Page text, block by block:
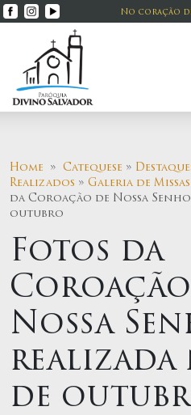
No coração
Home » Catequese »
Realizados » Galeria de Missas
da Coroação de Nossa
outubro
Fotos da
Nossa
realizada
de